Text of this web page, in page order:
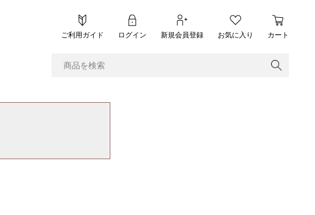
ご利用ガイド ログイン 新規会員登録 お気に入り カート